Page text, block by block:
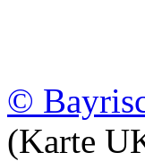
©
(Karte